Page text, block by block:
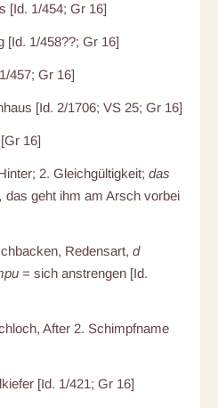
[Id. 1/454; Gr 16]
[Id. 1/458??; Gr 16]
457; Gr 16]
[Id. 2/1706; VS 25; Gr 16]
16]
2. Gleichgültigkeit; das
das geht ihm am Arsch vorbei
Redensart, d
= sich anstrengen [Id.
After 2. Schimpfname
[Id. 1/421; Gr 16]